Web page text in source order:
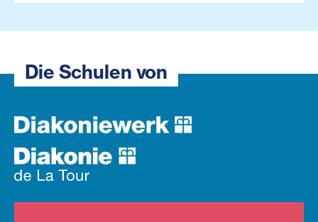
Die Schulen von